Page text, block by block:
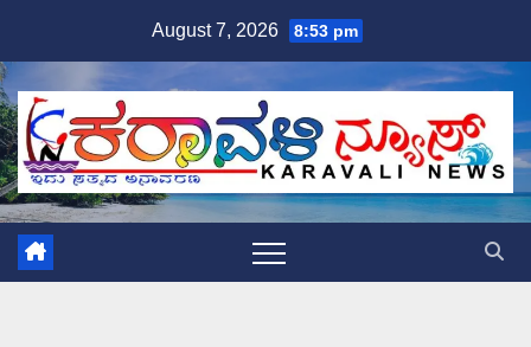
content
August 7, 2026 8:53 pm